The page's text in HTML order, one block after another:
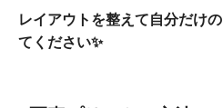
レイアウトを整えて自分だけ
てください✨